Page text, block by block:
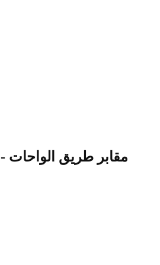
مقابر طريق الواحات - 6أكتوبر